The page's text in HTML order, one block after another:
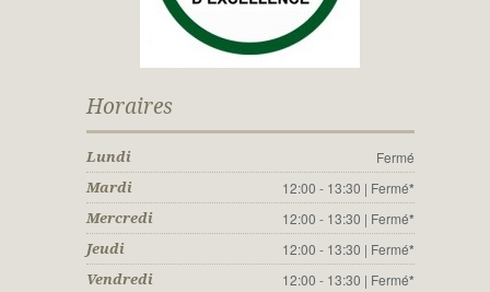
Horaires
Lundi Fermé
Mardi 12:00 - 13:30 | Fermé*
Mercredi 12:00 - 13:30 | Fermé*
Jeudi 12:00 - 13:30 | Fermé*
Vendredi 12:00 - 13:30 | Fermé*